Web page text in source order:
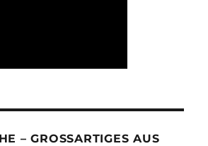
– GROSSARTIGES AUS D